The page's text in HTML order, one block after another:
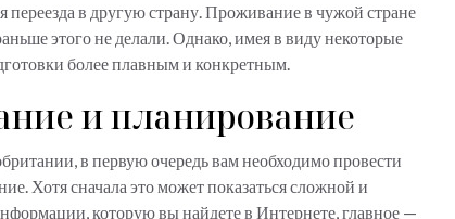
в другую страну. Проживание в чужой стране
этого не делали. Однако, имея в виду некоторые
более плавным и конкретным.
и планирование
в первую очередь вам необходимо провести
Хотя сначала это может показаться сложной и
которую вы найдете в Интернете, главное —